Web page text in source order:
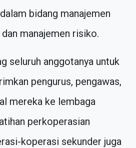
bidang manajemen
manajemen risiko.
seluruh anggotanya untuk
pengurus, pengawas,
mereka ke lembaga
perkoperasian
koperasi sekunder juga